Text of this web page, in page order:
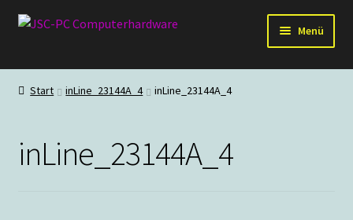
Zur
Zum
Menü
Hardware
Staubschutz
Start inLine_23144A_4 inLine_23144A_4
inLine_23144A_4